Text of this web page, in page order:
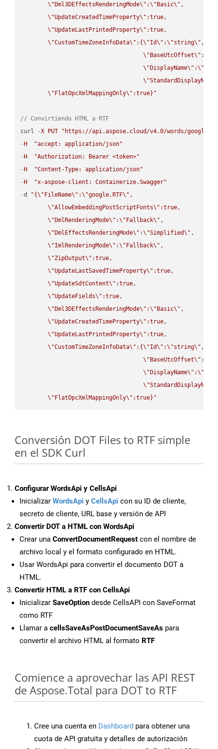
\" Dml3DEffectsRenderingMode\" :\" Basic\" ,
\"UpdateCreatedTimeProperty\" :true,
\"UpdateLastPrintedProperty\" :true,
\"CustomTimeZoneInfoData\" :{\"Id\" :\"string\" ,
\" BaseUtcOffset\" :
\" DisplayName\" :\"
\"StandardDisplayName
\" FlatOpcXmlMappingOnly\" :true}"
// Convirtiendo HTML a RTF
curl
-X PUT
"https://api.aspose.cloud/v4.0/words/
- H
"accept: application/json"
- H
"Authorization: Bearer <token>"
- H
"Content-Type: application/json"
- H
"x-aspose-client: Containerize.Swagger"
-d "{\" FileName\" :\"google.RTF\" ,
\"AllowEmbeddingPostScriptFonts\" :true,
\" DmlRenderingMode\" :\" Fallback\" ,
\" DmlEffectsRenderingMode\" :\"Simplified\" ,
\"ImlRenderingMode\" :\" Fallback\" ,
\"ZipOutput\" :true,
\"UpdateLastSavedTimeProperty\" :true,
\"UpdateSdtContent\" :true,
\"UpdateFields\" :true,
\" Dml3DEffectsRenderingMode\" :\" Basic\" ,
\"UpdateCreatedTimeProperty\" :true,
\"UpdateLastPrintedProperty\" :true,
\"CustomTimeZoneInfoData\" :{\"Id\" :\"string\" ,
\" BaseUtcOffset\" :
\" DisplayName\" :\"
\"StandardDisplayName
\" FlatOpcXmlMappingOnly\" :true}"
Conversión DOT Files to RTF simple
en el SDK Curl
Configurar WordsApi y CellsApi
Inicializar WordsApi y CellsApi con su ID de cliente,
secreto de cliente, URL base y versión de API
Convertir DOT a HTML con WordsApi
Crear una ConvertDocumentRequest con el nombre de
archivo local y el formato configurado en HTML.
Usar WordsApi para convertir el documento DOT a
HTML.
Convertir HTML a RTF con CellsApi
Inicializar SaveOption desde CellsAPI con SaveFormat
como RTF
Llamar a cellsSaveAsPostDocumentSaveAs para
convertir el archivo HTML al formato RTF
Comience a aprovechar las API REST
de Aspose.Total para DOT to RTF
Cree una cuenta en Dashboard para obtener una
cuota de API gratuita y detalles de autorización